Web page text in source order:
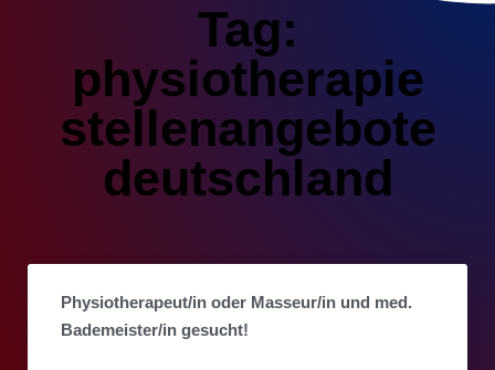
Tag:
physiotherapie
stellenangebote
deutschland
Physiotherapeut/in oder Masseur/in und med.
Bademeister/in gesucht!